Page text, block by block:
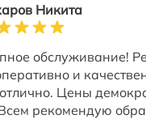
Никита
обслуживание!
и
Цены
рекомендую